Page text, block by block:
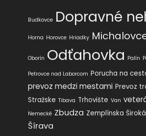
Budkovce Dopravné
Horna Horovce Hriadky
Oborín Odťahovka Palín
Petrovce nad Laborcom Porucha na
prevoz medzi mestami Prevoz
Stražske Tibava Trhovište Van
Nemecké Zbudza Zemplínska Široká
Šírava